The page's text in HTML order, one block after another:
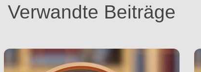
Verwandte Beiträge